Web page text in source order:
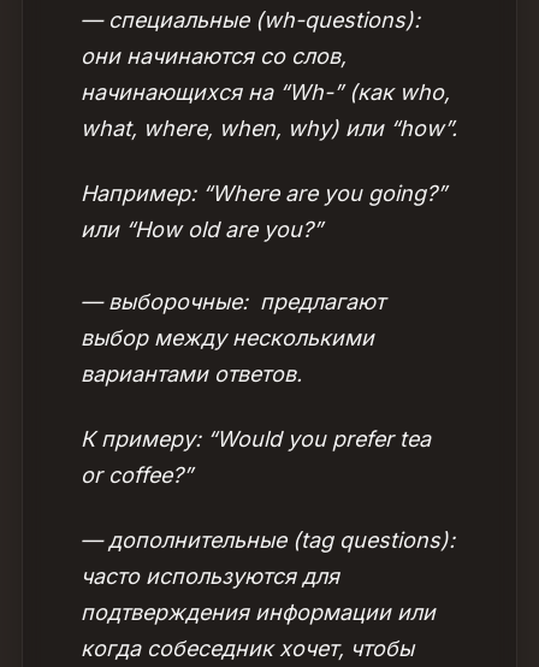
— специальные (wh-questions):
они начинаются со слов,
начинающихся на “Wh-” (как who,
what, where, when, why) или “how”.
Например: “Where are you going?”
или “How old are you?”
— выборочные: предлагают
выбор между несколькими
вариантами ответов.
К примеру: “Would you prefer tea
or coffee?”
— дополнительные (tag questions):
часто используются для
подтверждения информации или
когда собеседник хочет, чтобы